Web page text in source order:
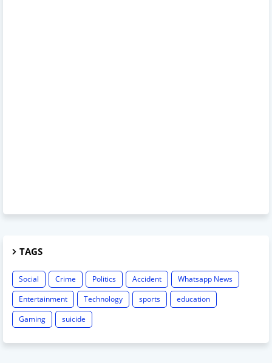
TAGS
Social Crime Politics Accident
Whatsapp News
Entertainment
Technology sports
education
Gaming
suicide